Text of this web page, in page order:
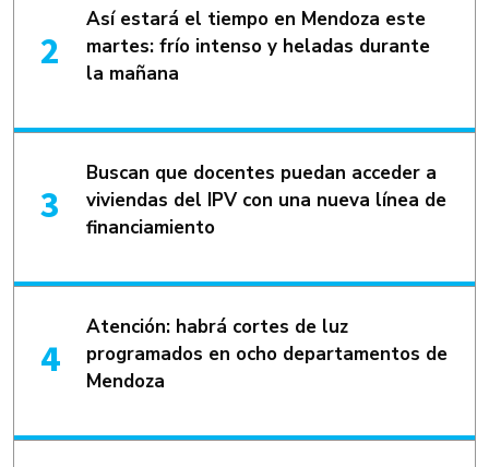
Así estará el tiempo en Mendoza este
martes: frío intenso y heladas durante
la mañana
Buscan que docentes puedan acceder a
viviendas del IPV con una nueva línea de
financiamiento
Atención: habrá cortes de luz
programados en ocho departamentos de
Mendoza